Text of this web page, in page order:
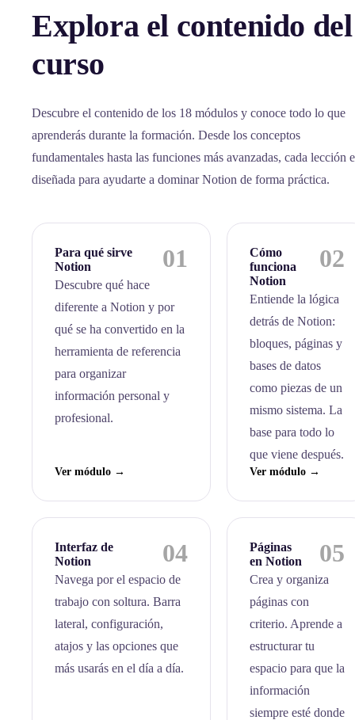
Explora el contenido del
curso
Descubre el contenido de los 18 módulos y conoce todo lo que
aprenderás durante la formación. Desde los conceptos
fundamentales hasta las funciones más avanzadas, cada lección
diseñada para ayudarte a dominar Notion de forma práctica.
Para qué sirve
Notion
01
Descubre qué hace
diferente a Notion y por
qué se ha convertido en la
herramienta de referencia
para organizar
información personal y
profesional.
Ver módulo →
Cómo
funciona
Notion
02
Entiende la lógica
detrás de Notion:
bloques, páginas y
bases de datos
como piezas de un
mismo sistema. La
base para todo lo
que viene después.
Ver módulo →
Interfaz de
Notion
04
Navega por el espacio de
trabajo con soltura. Barra
lateral, configuración,
atajos y las opciones que
más usarás en el día a día.
Páginas
en Notion
05
Crea y organiza
páginas con
criterio. Aprende a
estructurar tu
espacio para que la
información
siempre esté donde